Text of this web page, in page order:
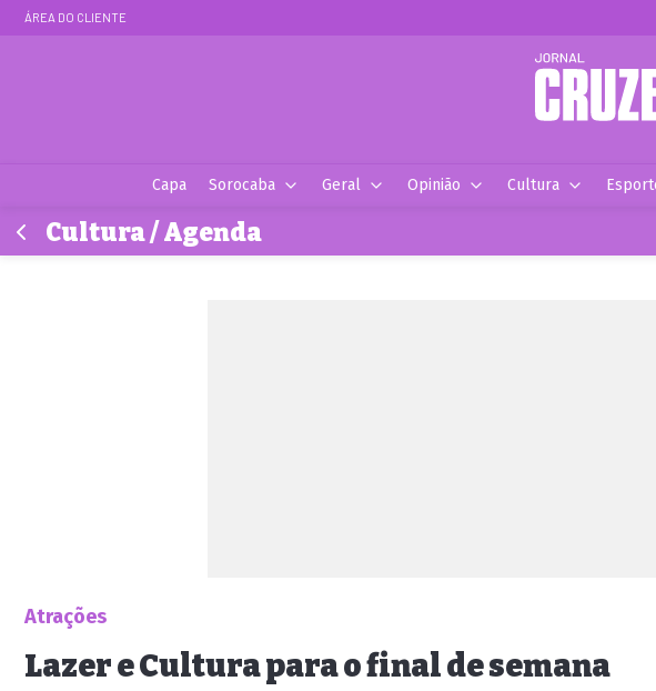
ÁREA DO CLIENTE
Capa Sorocaba Geral Opinião Cultura
Cultura / Agenda
Atrações
Lazer e Cultura para o final de semana